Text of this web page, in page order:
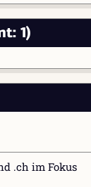
1)
.ch im Fokus